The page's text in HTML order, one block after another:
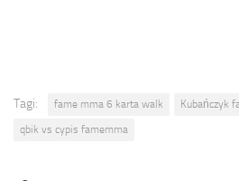
Tagi: fame mma 6 karta walk
Kubańczyk
qbik vs cypis famemma